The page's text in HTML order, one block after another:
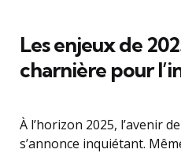
Les enjeux de
charnière pour
À l’horizon 2025, l’avenir
s’annonce inquiétant.